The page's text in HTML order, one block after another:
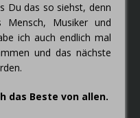
Du das so siehst, denn
Musiker und
ich auch endlich mal
und das nächste
das Beste von allen.